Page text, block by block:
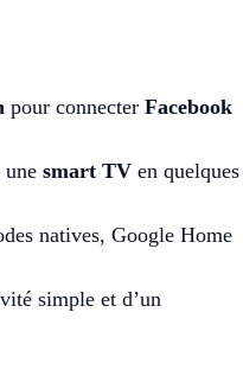
pour connecter Facebook
une smart TV en quelques
natives, Google Home
simple et d’un